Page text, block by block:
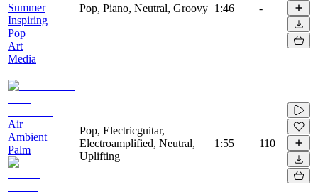
Summer
Inspiring
Pop
Art
Media
Pop, Piano, Neutral, Groovy 1:46 -
Air
Ambient
Palm
Pop, Electricguitar,
Electroamplified, Neutral,
Uplifting
1:55 110